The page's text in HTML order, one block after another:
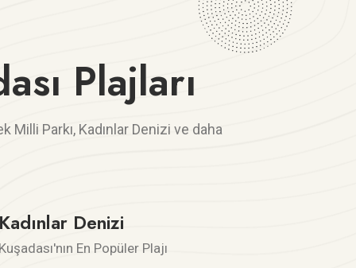
Plajları
Milli Parkı, Kadınlar Denizi ve daha
Kadınlar Denizi
Kuşadası'nın En Popüler Plajı